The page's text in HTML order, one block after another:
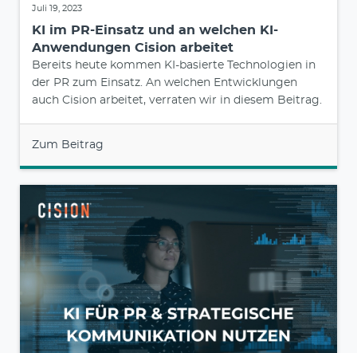
Juli 19, 2023
KI im PR-Einsatz und an welchen KI-
Anwendungen Cision arbeitet
Bereits heute kommen KI-basierte Technologien in
der PR zum Einsatz. An welchen Entwicklungen
auch Cision arbeitet, verraten wir in diesem Beitrag.
Zum Beitrag